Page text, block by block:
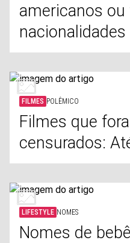
americanos
nacionalidades
FILMES POLÊMICO
Filmes que
censurados:
LIFESTYLE NOMES
Nomes de